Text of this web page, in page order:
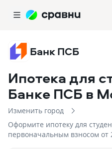
Банк ПСБ
Ипотека для
Банке ПСБ в
Изменить город
Оформите ипотеку для
первоначальным взносом от